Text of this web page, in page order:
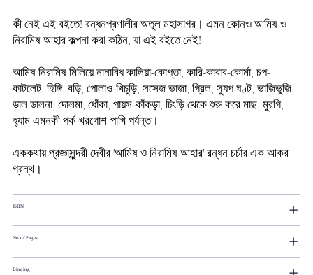
কী নেই এই বইতে! রন্ধনপ্রণালীর অতুল মহাসাগর। এমন কোনও আমিষ ও
নিরামিষ আহার কল্পনা করা কঠিন, যা এই বইতে নেই!
আমিষ নিরামিষ মিলিয়ে নানাবিধ কালিয়া-কোপ্তা, কারি-কাবাব-কোর্মা, চপ-
কাটলেট, হিঙ্গি, বড়ি, পোলাও-খিচুড়ি, সসেজ ভাজা, গ্রিল, স্যুপ ঘণ্ট, ভাজিভুজি,
ডাল ডালনা, দোলমা, ধোঁকা, পায়স-কাঁকড়া, চিংড়ি থেকে শুরু করে মাছ, মুরগি,
হ্যাম এমনকী পর্ক-খরগোশ-পাখি পর্যন্ত।
এককথায় প্রজ্ঞাসুন্দরী দেবীর 'আমিষ ও নিরামিষ আহার' রন্ধন চর্চার এক আকর
গ্রন্থ।
ISBN
No.of Pages
Binding